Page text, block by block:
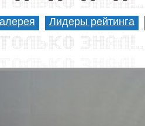
Лидеры рейтинга